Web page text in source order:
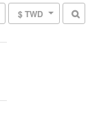
$ TWD